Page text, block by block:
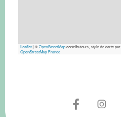
Leaflet|©OpenStreetMapcontributeurs, style de carte par
OpenStreetMap France